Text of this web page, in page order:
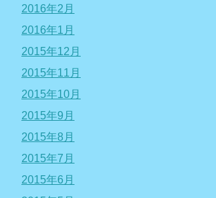
2016年2月
2016年1月
2015年12月
2015年11月
2015年10月
2015年9月
2015年8月
2015年7月
2015年6月